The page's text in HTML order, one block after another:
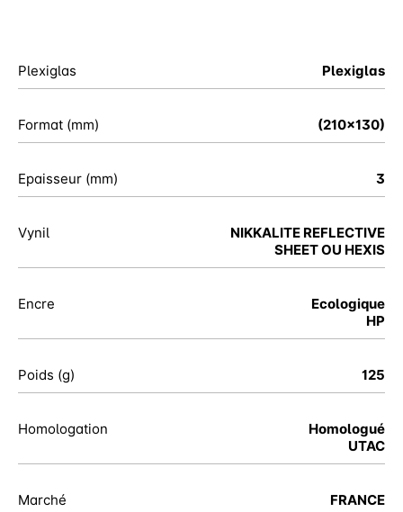
Plexiglas Plexiglas
Format (mm) (210x130)
Epaisseur (mm) 3
Vynil
NIKKALITE REFLECTIVE
SHEET OU HEXIS
Encre
Ecologique
HP
Poids (g) 125
Homologation
Homologué
UTAC
Marché FRANCE